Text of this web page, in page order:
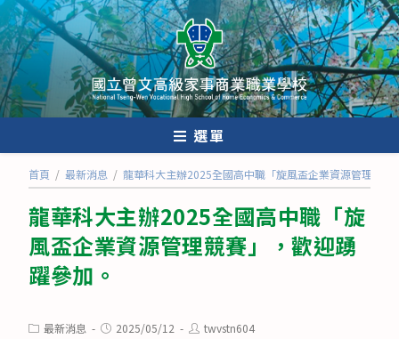
跳
轉
至
主
要
內
選單
首頁 / 最新消息 / 龍華科大主辦2025全國高中職「旋風盃企業資源管理競賽
龍華科大主辦2025全國高中職「旋
風盃企業資源管理競賽」，歡迎踴
躍參加。
Post最新消息
Post2025/05/12
Posttwvstn604